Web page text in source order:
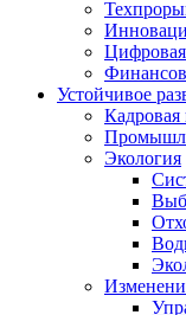
Цифровая
Устойчивое
Кадровая
Экология